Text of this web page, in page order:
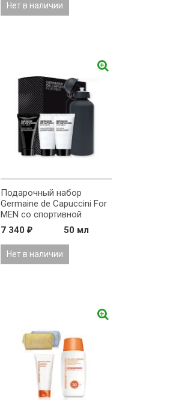
Нет в наличии
Подарочный набор
Germaine de Capuccini For
MEN со спортивной
бутылкой
7 340 ₽ 50 мл
Нет в наличии